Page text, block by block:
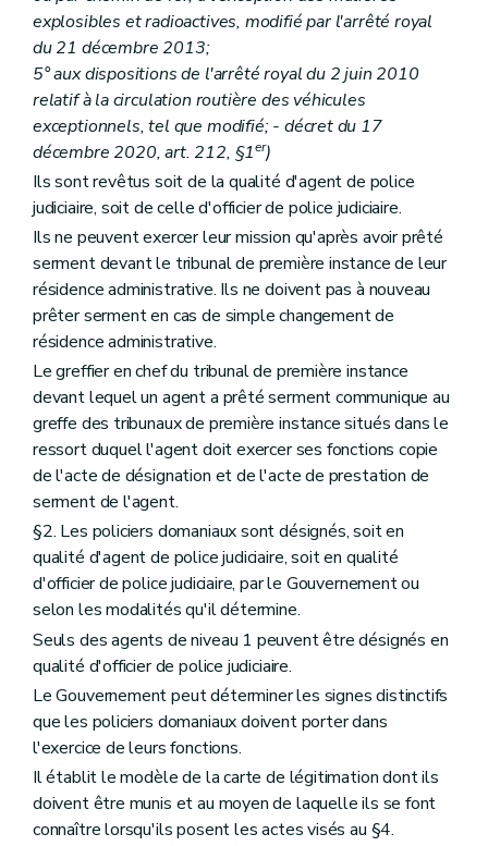
explosibles et radioactives, modifié par l'arrêté royal
du 21 décembre 2013;
5° aux dispositions de l'arrêté royal du 2 juin 2010
relatif à la circulation routière des véhicules
exceptionnels, tel que modifié; - décret du 17
décembre 2020, art. 212, §1er)
Ils sont revêtus soit de la qualité d'agent de police
judiciaire, soit de celle d'officier de police judiciaire.
Ils ne peuvent exercer leur mission qu'après avoir prêté
serment devant le tribunal de première instance de leur
résidence administrative. Ils ne doivent pas à nouveau
prêter serment en cas de simple changement de
résidence administrative.
Le greffier en chef du tribunal de première instance
devant lequel un agent a prêté serment communique au
greffe des tribunaux de première instance situés dans le
ressort duquel l'agent doit exercer ses fonctions copie
de l'acte de désignation et de l'acte de prestation de
serment de l'agent.
§2. Les policiers domaniaux sont désignés, soit en
qualité d'agent de police judiciaire, soit en qualité
d'officier de police judiciaire, par le Gouvernement ou
selon les modalités qu'il détermine.
Seuls des agents de niveau 1 peuvent être désignés en
qualité d'officier de police judiciaire.
Le Gouvernement peut déterminer les signes distinctifs
que les policiers domaniaux doivent porter dans
l'exercice de leurs fonctions.
Il établit le modèle de la carte de légitimation dont ils
doivent être munis et au moyen de laquelle ils se font
connaître lorsqu'ils posent les actes visés au §4.